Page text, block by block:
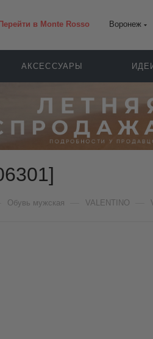
Перейти в Monte Rosso Воронеж
АКСЕССУАРЫ
Обувь мужская VALENTINO